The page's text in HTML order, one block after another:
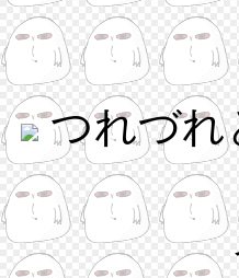
つれづれ